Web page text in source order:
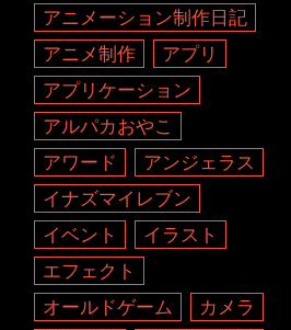
アニメーション制作日記
アニメ制作
アプリ
アプリケーション
アルパカおやこ
アワード
アンジェラス
イナズマイレブン
イベント
イラスト
エフェクト
オールドゲーム
カメラ